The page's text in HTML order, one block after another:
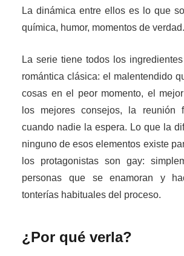
La dinámica entre ellos es lo que
química, humor, momentos de verdad.
La serie tiene todos los
romántica clásica: el malentendido
cosas en el peor momento, el
los mejores consejos, la reunión
cuando nadie la espera. Lo que la
ninguno de esos elementos existe
los protagonistas son gay:
personas que se enamoran y
tonterías habituales del proceso.
¿Por qué verla?